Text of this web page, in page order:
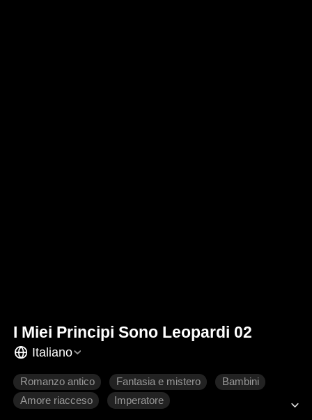
I Miei Principi Sono Leopardi 02
Italiano
Romanzo antico Fantasia e mistero
Bambini
Amore riacceso
Imperatore